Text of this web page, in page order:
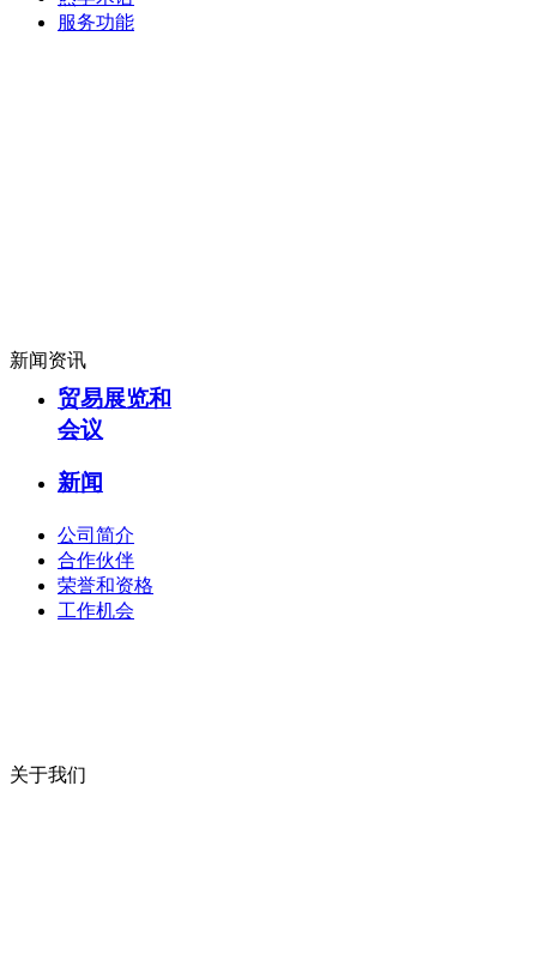
服务功能
新闻资讯
贸易展览和
会议
新闻
公司简介
合作伙伴
荣誉和资格
工作机会
关于我们